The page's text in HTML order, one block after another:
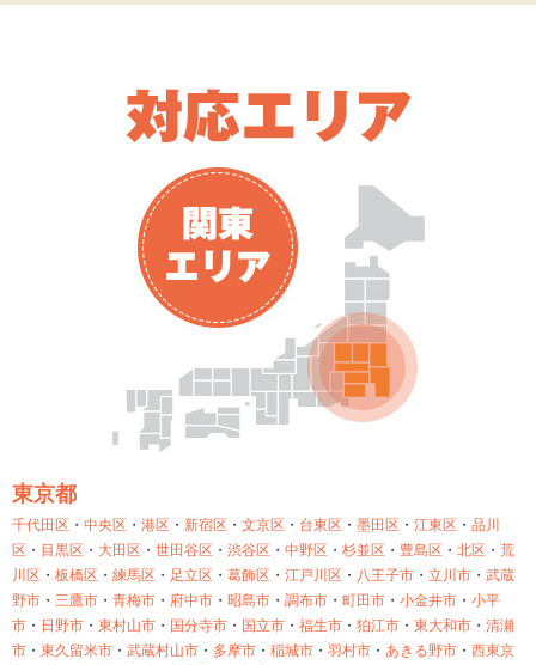
東京都
千代田区 ・ 中央区 ・ 港区 ・ 新宿区 ・ 文京区 ・ 台東区 ・ 墨田区 ・ 江東区 ・ 品川
区 ・ 目黒区 ・ 大田区 ・ 世田谷区 ・ 渋谷区 ・ 中野区 ・ 杉並区 ・ 豊島区 ・ 北区 ・ 荒
川区 ・ 板橋区 ・ 練馬区 ・ 足立区 ・ 葛飾区 ・ 江戸川区 ・ 八王子市 ・ 立川市 ・ 武蔵
野市 ・ 三鷹市 ・ 青梅市 ・ 府中市 ・ 昭島市 ・ 調布市 ・ 町田市 ・ 小金井市 ・ 小平
市 ・ 日野市 ・ 東村山市 ・ 国分寺市 ・ 国立市 ・ 福生市 ・ 狛江市 ・ 東大和市 ・ 清瀬
市 ・ 東久留米市 ・ 武蔵村山市 ・ 多摩市 ・ 稲城市 ・ 羽村市 ・ あきる野市 ・ 西東京